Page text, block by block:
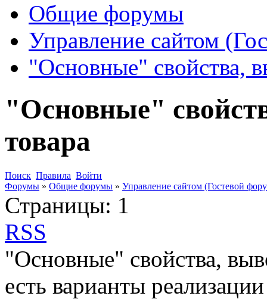
Общие форумы
Управление сайтом
"Основные" свойства,
"Основные"
товара
Поиск Правила Войти
Форумы » Общие форумы » Управление сайтом (Гостевой
Страницы: 1
RSS
"Основные" свойства,
есть варианты реализации